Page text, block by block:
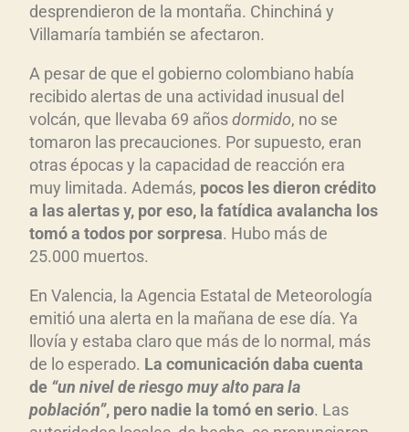
desprendieron de la montaña. Chinchiná y
Villamaría también se afectaron.
A pesar de que el gobierno colombiano había
recibido alertas de una actividad inusual del
volcán, que llevaba 69 añosdormido, no se
tomaron las precauciones. Por supuesto, eran
otras épocas y la capacidad de reacción era
muy limitada. Además, pocos les dieron crédito
a las alertas y, por eso, la fatídica avalancha los
tomó a todos por sorpresa. Hubo más de
25.000 muertos.
En Valencia, la Agencia Estatal de Meteorología
emitió una alerta en la mañana de ese día. Ya
llovía y estaba claro que más de lo normal, más
de lo esperado. La comunicación daba cuenta
de “un nivel de riesgo muy alto para la
población”, pero nadie la tomó en serio. Las